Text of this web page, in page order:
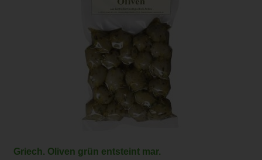
Griech. Oliven grün entsteint mar.